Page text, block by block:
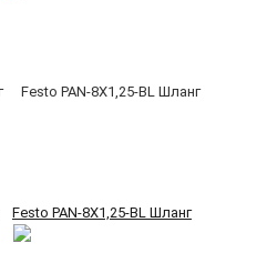
Festo PAN-8X1,25-BL Шланг